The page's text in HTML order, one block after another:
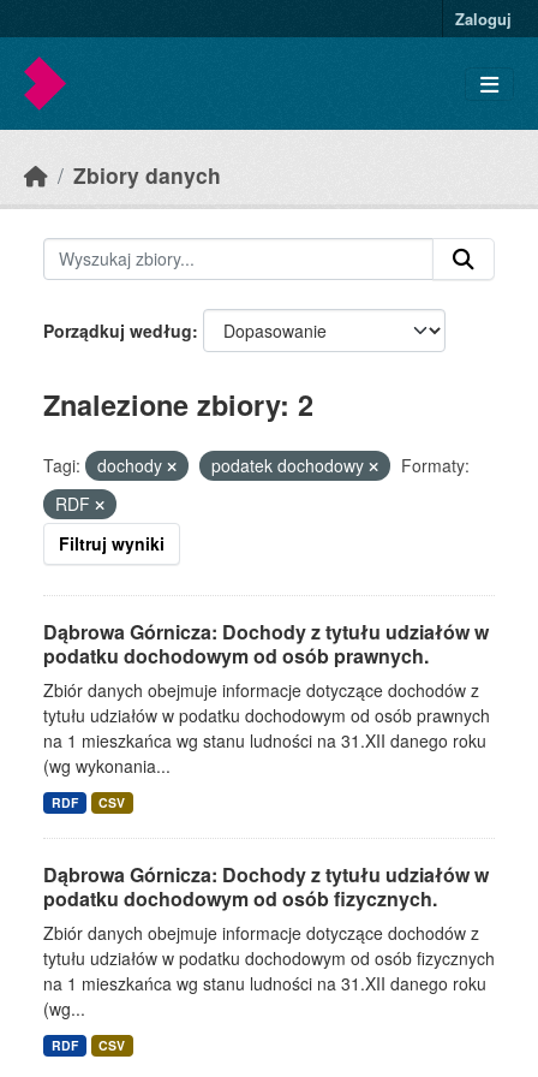
Zaloguj
Zbiory danych
Porządkuj według
Znalezione zbiory: 2
Tagi: dochody podatek dochodowy
Formaty:
RDF
Filtruj wyniki
Dąbrowa Górnicza: Dochody z tytułu udziałów w
podatku dochodowym od osób prawnych.
Zbiór danych obejmuje informacje dotyczące dochodów z
tytułu udziałów w podatku dochodowym od osób prawnych
na 1 mieszkańca wg stanu ludności na 31.XII danego roku
(wg wykonania...
RDF CSV
Dąbrowa Górnicza: Dochody z tytułu udziałów w
podatku dochodowym od osób fizycznych.
Zbiór danych obejmuje informacje dotyczące dochodów z
tytułu udziałów w podatku dochodowym od osób fizycznych
na 1 mieszkańca wg stanu ludności na 31.XII danego roku
(wg...
RDF CSV